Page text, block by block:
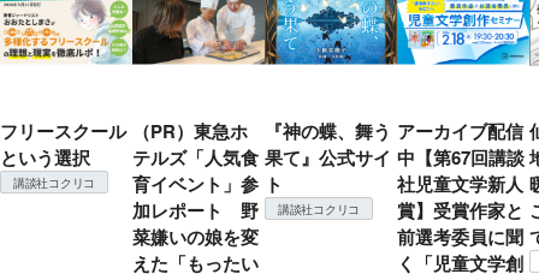
フリースクール
という選択
講談社コクリコ
（PR）東急ホ
テルズ「人気食
育イベント」参
加レポート 野
菜嫌いの娘を変
えた「もったい
『神の蝶、舞う
果て』公式サイ
ト
講談社コクリコ
アーカイブ配信
中【第67回講談
社児童文学新人
賞】受賞作家と
前選考委員に聞
く「児童文学創